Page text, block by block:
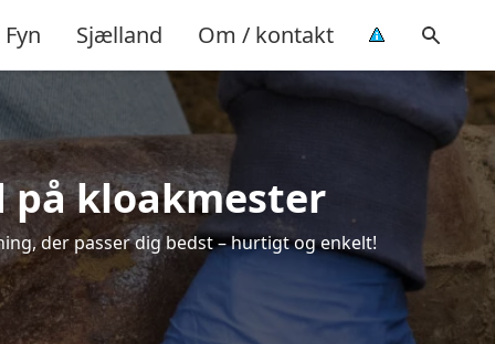
Fyn Sjælland Om / kontakt
på kloakmester
der passer dig bedst – hurtigt og enkelt!